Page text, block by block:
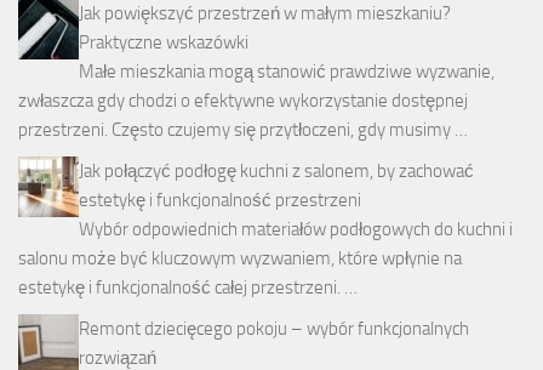
Jak powiększyć przestrzeń w małym mieszkaniu?
Praktyczne wskazówki
Małe mieszkania mogą stanowić prawdziwe wyzwanie,
zwłaszcza gdy chodzi o efektywne wykorzystanie dostępnej
przestrzeni. Często czujemy się przytłoczeni, gdy musimy …
Jak połączyć podłogę kuchni z salonem, by zachować
estetykę i funkcjonalność przestrzeni
Wybór odpowiednich materiałów podłogowych do kuchni i
salonu może być kluczowym wyzwaniem, które wpłynie na
estetykę i funkcjonalność całej przestrzeni. …
Remont dziecięcego pokoju – wybór funkcjonalnych
rozwiązań